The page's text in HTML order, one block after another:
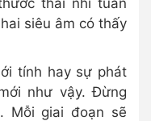
thai nhi tuần
siêu âm có thấy
tính hay sự phát
như vậy. Đừng
Mỗi giai đoạn sẽ